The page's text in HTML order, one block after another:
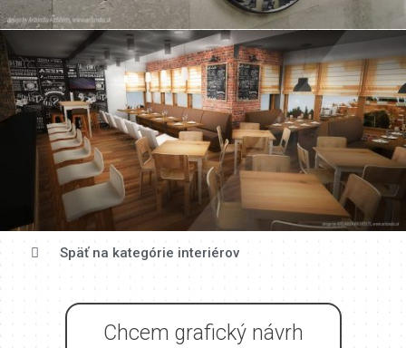
Späť na kategórie interiérov
Chcem grafický návrh